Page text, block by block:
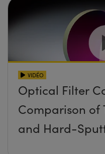
VIDÉO
Optical Filter
Comparison of
and Hard-